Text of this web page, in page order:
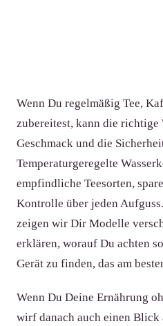
Wenn Du regelmäßig Tee,
zubereitest, kann die richtige
Geschmack und die
Temperaturgeregelte
empfindliche Teesorten,
Kontrolle über jeden
zeigen wir Dir Modelle
erklären, worauf Du achten
Gerät zu finden, das am
Wenn Du Deine Ernährung
wirf danach auch einen Blick